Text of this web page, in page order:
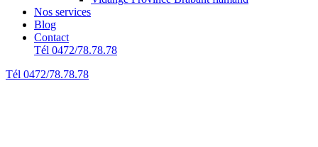
Nos services
Blog
Contact
Tél 0472/78.78.78
Tél 0472/78.78.78